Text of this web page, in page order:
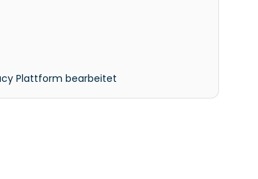
Plattform bearbeitet